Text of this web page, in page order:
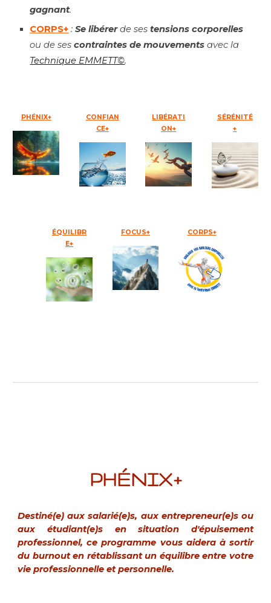
gagnant.
CORPS+ :Se libérerde sestensions corporelles
ou de sescontraintes de mouvements avec la
Technique EMMETT©.
PHÉNIX+
CONFIAN
CE+
LIBÉRATI
ON+
SÉRÉNITÉ
+
ÉQUILIBR
E+
FOCUS+ CORPS+
PHÉNIX+
Destiné(e) aux salarié(e)s, aux entrepreneur(e)s ou
aux étudiant(e)s en situation d'épuisement
professionnel, ce programme vous aidera à sortir
du burnout en rétablissant un équilibre entre votre
vie professionnelle et personnelle.